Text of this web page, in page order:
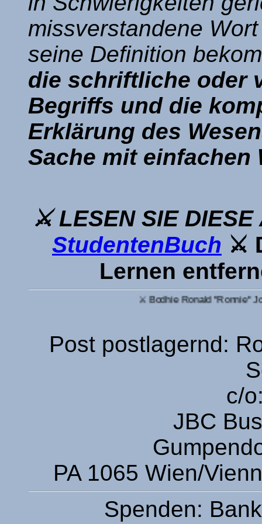
missverstandene
seine Definition
die schriftliche oder
Begriffs und die
Erklärung des
Sache mit einfachen
⚔ LESEN SIE
StudentenBuch ⚔
Lernen
⚔ Bodhie Ronald "Ronnie" Johannes
Post postlagernd:
c/
JBC
PA 1065 Wien/
Spenden: